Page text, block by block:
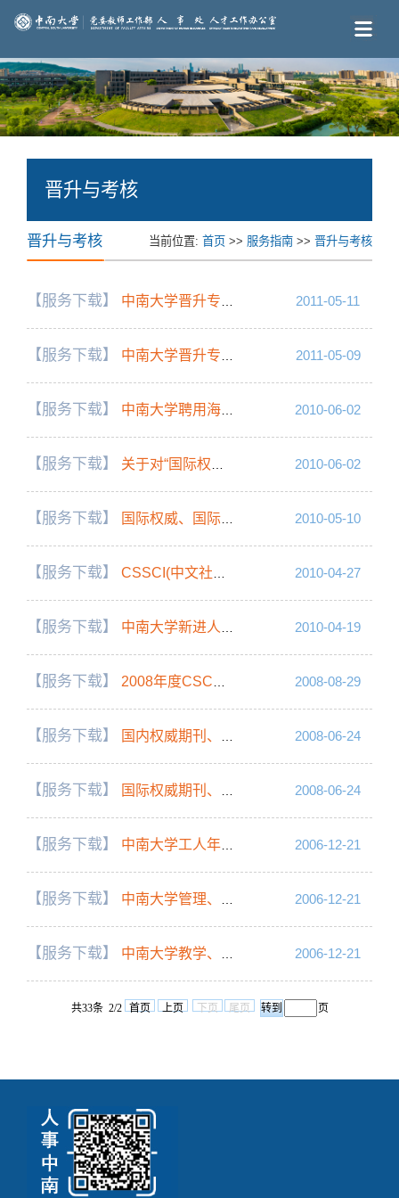
晋升与考核
晋升与考核 当前位置: 首页 >> 服务指南 >> 晋升与考核
【服务下载】 中南大学晋升专业技术职务论文评审表 2011-05-11
【服务下载】 中南大学晋升专业技术职务论文评审情况统计表 2011-05-09
【服务下载】 中南大学聘用海外优秀人才“特聘教授”中期、届满考核登记表 2010-06-02
【服务下载】 关于对“国际权威期刊”、“国际重要期刊”更新的说明 2010-06-02
【服务下载】 国际权威、国际重要期刊目录（2008年版） 2010-05-10
【服务下载】 CSSCI(中文社会科学引文索引2010-2011年)来源期刊目录 2010-04-27
【服务下载】 中南大学新进人员原有专业技术高级岗位审核确认表 2010-04-19
【服务下载】 2008年度CSCD、CSSCI来源期刊目录 2008-08-29
【服务下载】 国内权威期刊、国内一级期刊目录 2008-06-24
【服务下载】 国际权威期刊、国际重要期刊目录（2006年版） 2008-06-24
【服务下载】 中南大学工人年度考核登记表 2006-12-21
【服务下载】 中南大学管理、教辅人员年度考核登记表 2006-12-21
【服务下载】 中南大学教学、科研人员年度考核登记表 2006-12-21
共33条 2/2 首页 上页 下页 尾页 页